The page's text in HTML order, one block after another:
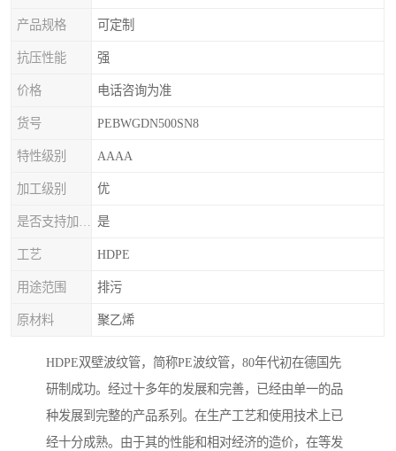
产品规格 可定制
抗压性能 强
价格 电话咨询为准
货号 PEBWGDN500SN8
特性级别 AAAA
加工级别 优
是
工艺 HDPE
用途范围 排污
原材料 聚乙烯
HDPE双壁波纹管，简称PE波纹管，80年代初在德国先
研制成功。经过十多年的发展和完善，已经由单一的品
种发展到完整的产品系列。在生产工艺和使用技术上已
经十分成熟。由于其的性能和相对经济的造价，在等发